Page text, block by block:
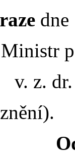
dne
Ministr
v. z.